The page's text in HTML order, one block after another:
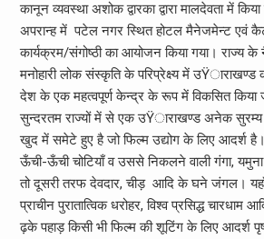
कानून व्यवस्था अशोक द्वारका द्वारा मालदेवता में
अपरान्ह में पटेल नगर स्थित होटल मैनेजमेन्ट एवं
कार्यक्रम/संगोष्ठी का आयोजन किया गया। राज्य के
मनोहारी लोक संस्कृति के परिप्रेक्ष्य में उŸाराखण्ड
देश के एक महत्वपूर्ण केन्द्र के रूप में विकसित किया
सुन्दरतम राज्यों में से एक उŸाराखण्ड अनेक सुरम्य
खुद में समेटे हुए है जो फिल्म उद्योग के लिए आदर्श
ऊँची-ऊँची चोटियाँ व उससे निकलने वाली गंगा,
तो दूसरी तरफ देवदार, चीड़ आदि के घने जंगल।
प्राचीन पुरातात्विक धरोहर, विश्व प्रसिद्ध चारधाम
ढ़के पहाड़ किसी भी फिल्म की शूटिंग के लिए आदर्श